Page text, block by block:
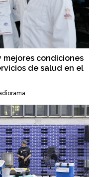
condiciones
de salud en el